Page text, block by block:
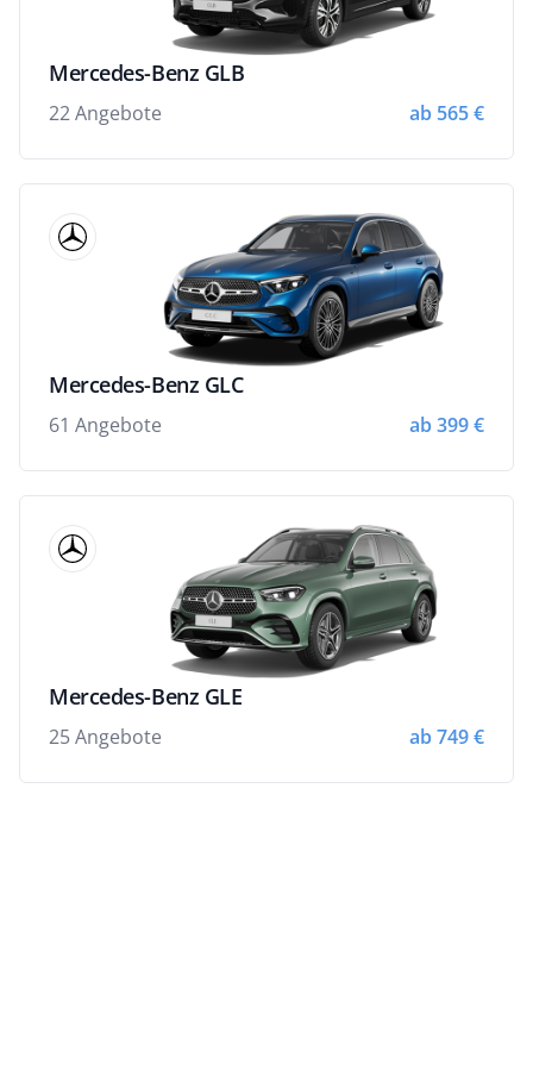
Mercedes-Benz GLB
22 Angebote ab 565 €
Mercedes-Benz GLC
61 Angebote ab 399 €
Mercedes-Benz GLE
25 Angebote ab 749 €